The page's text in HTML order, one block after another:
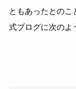
ともあったとのこ
式ブログに次のよ